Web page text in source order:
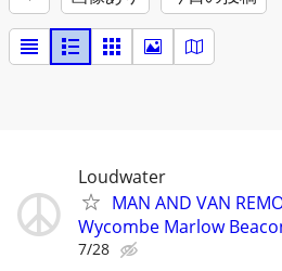
Loudwater
MAN AND VAN
Wycombe Marlow
7/28